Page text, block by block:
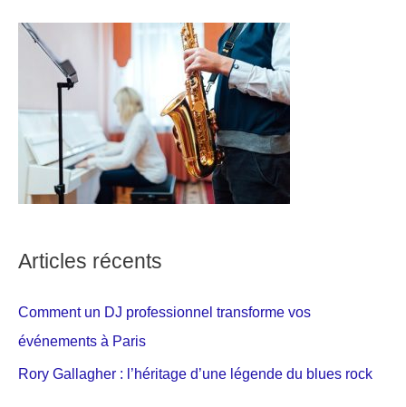
Articles récents
Comment un DJ professionnel transforme vos
événements à Paris
Rory Gallagher : l’héritage d’une légende du blues rock